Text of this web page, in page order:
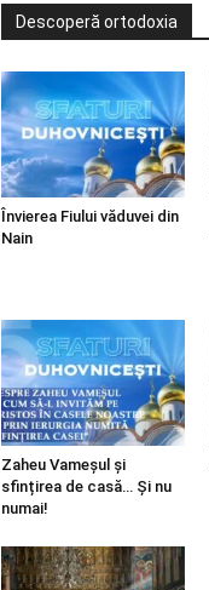
Descoperă ortodoxia
Învierea Fiului văduvei din
Nain
Zaheu Vameșul și
sfințirea de casă… Și nu
numai!